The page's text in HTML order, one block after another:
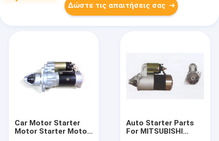
Δώστε τις απαιτήσεις σας
Car Motor Starter
Motor Starter Motor
Auto Starter Parts
For MITSUBISHI